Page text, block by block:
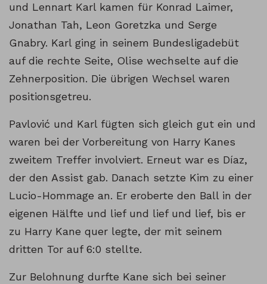
und Lennart Karl kamen für Konrad Laimer,
Jonathan Tah, Leon Goretzka und Serge
Gnabry. Karl ging in seinem Bundesligadebüt
auf die rechte Seite, Olise wechselte auf die
Zehnerposition. Die übrigen Wechsel waren
positionsgetreu.
Pavlović und Karl fügten sich gleich gut ein und
waren bei der Vorbereitung von Harry Kanes
zweitem Treffer involviert. Erneut war es Díaz,
der den Assist gab. Danach setzte Kim zu einer
Lucio-Hommage an. Er eroberte den Ball in der
eigenen Hälfte und lief und lief und lief, bis er
zu Harry Kane quer legte, der mit seinem
dritten Tor auf 6:0 stellte.
Zur Belohnung durfte Kane sich bei seiner